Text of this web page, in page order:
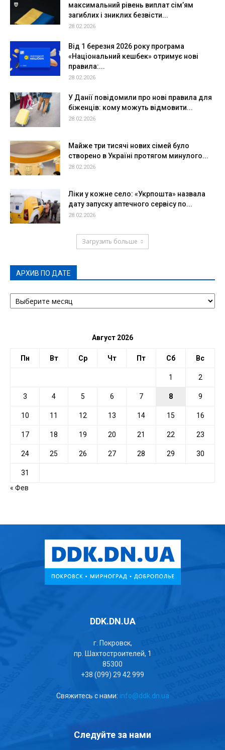
максимальний рівень виплат сім’ям
загиблих і зниклих безвісти...
28.02.2026
Від 1 березня 2026 року програма
«Національний кешбек» отримує нові
правила:...
28.02.2026
У Данії повідомили про нові правила для
біженців: кому можуть відмовити...
28.02.2026
Майже три тисячі нових сімей було
створено в Україні протягом минулого...
28.02.2026
Ліки у кожне село: «Укрпошта» назвала
дату запуску аптечного сервісу по...
28.02.2026
Загрузить больше
АРХИВ ПО ДАТЕ
АРХИВ
ПО
Август 2026
Пн Вт Ср Чт Пт Сб Вс
1 2
3 4 5 6 7 8 9
10 11 12 13 14 15 16
17 18 19 20 21 22 23
24 25 26 27 28 29 30
31
« Фев
DDK.DN.UA
г. Покровск,
пр. Шахтостроителей, 1
85300
+38 (099) 29 42 999
Свяжитесь с нами: info@ddk.dn.ua
Следуйте за нами